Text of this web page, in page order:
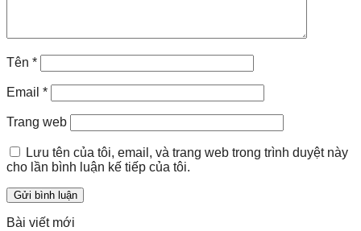
Tên *
Email *
Trang web
Lưu tên của tôi, email, và trang web trong trình duyệt này
cho lần bình luận kế tiếp của tôi.
Bài viết mới